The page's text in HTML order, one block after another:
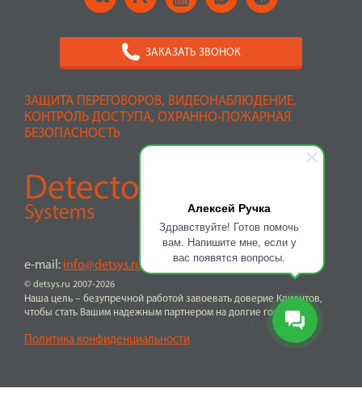
Алексей Ручка
Здравствуйте! Готов помочь
вам. Напишите мне, если у
вас появятся вопросы.
ЗАЩИТА ПЕРЕГОВОРОВ, ВИДЕОНАБЛЮДЕНИЕ,
КОНТРОЛЬ ДОСТУПА, ОХРАННО-ПОЖАРНАЯ
БЕЗОПАСНОСТЬ
© detsys.ru 2007-2026
e-mail: info@detsys.ru
Наша цель – безупречной работой завоевать доверие Клиентов,
чтобы стать Вашим надежным партнером на долгие годы
Политика конфиденциальности
ЗАКАЗАТЬ ЗВОНОК